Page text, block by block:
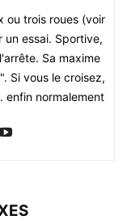
ou trois roues (voir
essai. Sportive,
Sa maxime
Si vous le croisez,
enfin normalement